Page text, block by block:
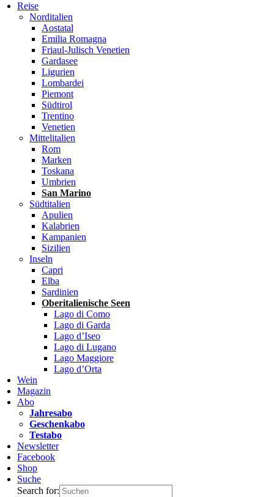
Reise
Norditalien
Aostatal
Emilia Romagna
Friaul-Julisch Venetien
Gardasee
Ligurien
Lombardei
Piemont
Südtirol
Trentino
Venetien
Mittelitalien
Rom
Marken
Toskana
Umbrien
San Marino
Südtitalien
Apulien
Kalabrien
Kampanien
Sizilien
Inseln
Capri
Elba
Sardinien
Oberitalienische Seen
Lago di Como
Lago di Garda
Lago d’Iseo
Lago di Lugano
Lago Maggiore
Lago d’Orta
Wein
Magazin
Abo
Jahresabo
Geschenkabo
Testabo
Newsletter
Facebook
Shop
Suche
Search for: